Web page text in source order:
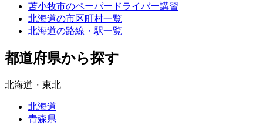
苫小牧市のペーパードライバー講習
北海道の市区町村一覧
北海道の路線・駅一覧
都道府県から探す
北海道・東北
北海道
青森県